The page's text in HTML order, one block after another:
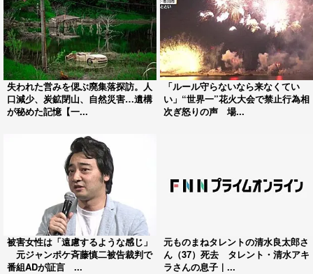
失われた営みを偲ぶ廃集落探訪。人
口減少、炭鉱閉山、自然災害…遺構
が秘めた記憶【一...
「ルール守らないなら来なくてい
い」“世界一”花火大会で禁止行為相
次ぎ怒りの声 場...
被害女性は「遠慮するような感じ」
元ジャンポケ斉藤慎二被告裁判で
番組ADが証言 ...
元ものまねタレントの清水良太郎さ
ん（37）死去 タレント・清水アキ
ラさんの息子｜...